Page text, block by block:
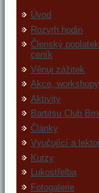
Úvod
Rozvrh hodin
Členský
ceník
Věnuj zážitek
Akce,
Aktivity
Bartitsu Club
Články
Vyučující a
Kurzy
Lukostřelba
Fotogalerie